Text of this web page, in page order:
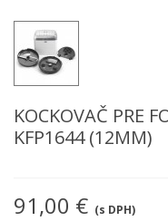
KOCKOVAČ PRE
KFP1644 (12MM)
91,00 € (s DPH)